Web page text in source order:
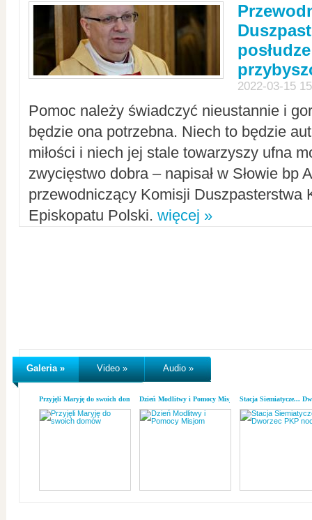
2022-03-15
Pomoc należy świadczyć nieustannie i
będzie ona potrzebna. Niech to będzie
miłości i niech jej stale towarzyszy ufna
zwycięstwo dobra – napisał w Słowie bp
przewodniczący Komisji Duszpasterstwa
Episkopatu Polski. więcej »
Galeria » Video » Audio »
Przyjęli Maryję do swoich domówDzień Modlitwy i Pomocy MisjomStacja Siemiatycze...